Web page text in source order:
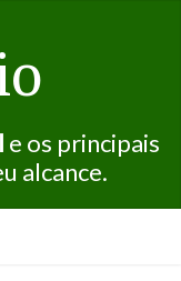
e os principais
alcance.